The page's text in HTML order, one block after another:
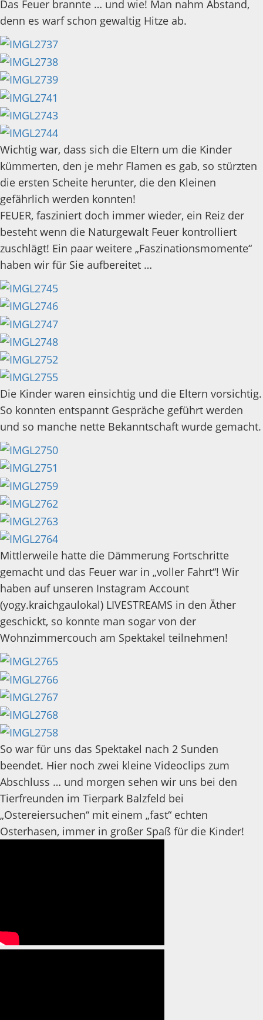
Das Feuer brannte … und wie! Man nahm Abstand,
denn es warf schon gewaltig Hitze ab.
Wichtig war, dass sich die Eltern um die Kinder
kümmerten, den je mehr Flamen es gab, so stürzten
die ersten Scheite herunter, die den Kleinen
gefährlich werden konnten!
FEUER, fasziniert doch immer wieder, ein Reiz der
besteht wenn die Naturgewalt Feuer kontrolliert
zuschlägt! Ein paar weitere „Faszinationsmomente“
haben wir für Sie aufbereitet …
Die Kinder waren einsichtig und die Eltern vorsichtig.
So konnten entspannt Gespräche geführt werden
und so manche nette Bekanntschaft wurde gemacht.
Mittlerweile hatte die Dämmerung Fortschritte
gemacht und das Feuer war in „voller Fahrt“! Wir
haben auf unseren Instagram Account
(yogy.kraichgaulokal) LIVESTREAMS in den Äther
geschickt, so konnte man sogar von der
Wohnzimmercouch am Spektakel teilnehmen!
So war für uns das Spektakel nach 2 Sunden
beendet. Hier noch zwei kleine Videoclips zum
Abschluss … und morgen sehen wir uns bei den
Tierfreunden im Tierpark Balzfeld bei
„Ostereiersuchen“ mit einem „fast“ echten
Osterhasen, immer in großer Spaß für die Kinder!